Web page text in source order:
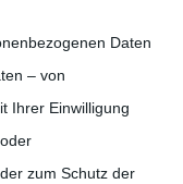
Daten
– von
Ihrer Einwilligung
zum Schutz der